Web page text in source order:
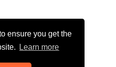
ensure you get the
Learn more